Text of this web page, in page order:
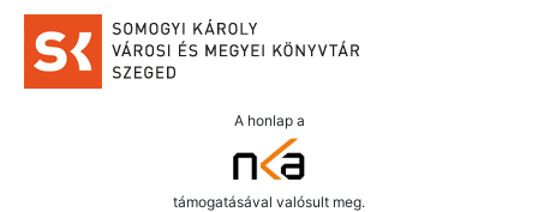
A honlap a
támogatásával valósult meg.